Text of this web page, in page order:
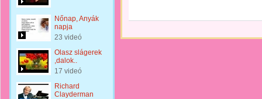
Nőnap, Anyák
napja
23 videó
Olasz slágerek
,dalok..
17 videó
Richard
Clayderman